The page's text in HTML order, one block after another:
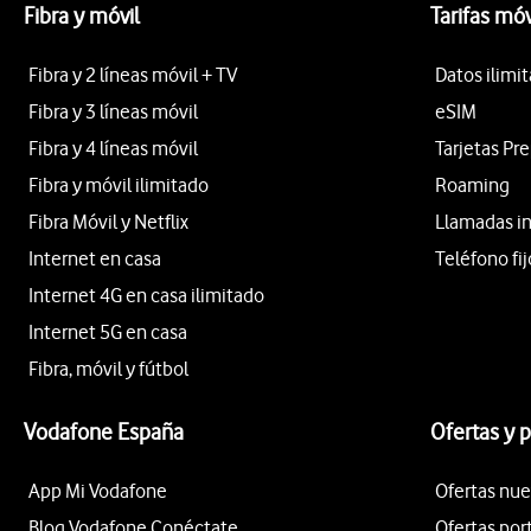
Fibra y móvil
Fibra y 2 líneas móvil + TV
Fibra y 3 líneas móvil
Fibra y 4 líneas móvil
Fibra y móvil ilimitado
Fibra Móvil y Netflix
Internet en casa
Internet 4G en casa ilimitado
Internet 5G en casa
Fibra, móvil y fútbol
Tarifas
Datos
eSIM
Tarjetas
Roaming
Llamadas
Teléfono
Vodafone España
App Mi Vodafone
Ofertas y
Ofertas